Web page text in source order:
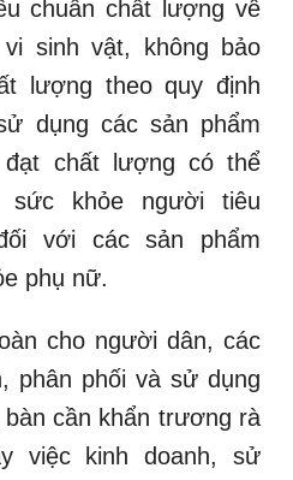
chuẩn chất lượng về
sinh vật, không bảo
lượng theo quy định
dụng các sản phẩm
đạt chất lượng có thể
sức khỏe người tiêu
với các sản phẩm
phụ nữ.
cho người dân, các
phân phối và sử dụng
cần khẩn trương rà
việc kinh doanh, sử